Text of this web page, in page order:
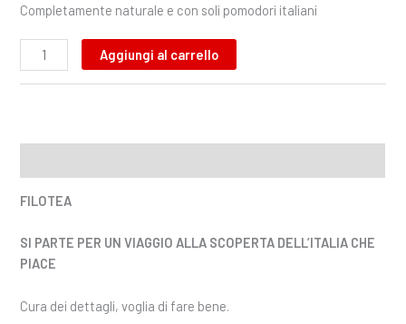
Completamente naturale e con soli pomodori italiani
Aggiungi al carrello
FILOTEA
SI PARTE PER UN VIAGGIO ALLA SCOPERTA DELL’ITALIA CHE
PIACE
Cura dei dettagli, voglia di fare bene.